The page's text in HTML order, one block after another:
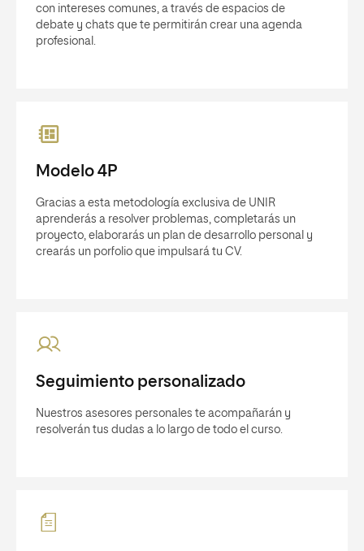
con intereses comunes, a través de espacios de
debate y chats que te permitirán crear una agenda
profesional.
Modelo 4P
Gracias a esta metodología exclusiva de UNIR
aprenderás a resolver problemas, completarás un
proyecto, elaborarás un plan de desarrollo personal y
crearás un porfolio que impulsará tu CV.
Seguimiento personalizado
Nuestros asesores personales te acompañarán y
resolverán tus dudas a lo largo de todo el curso.